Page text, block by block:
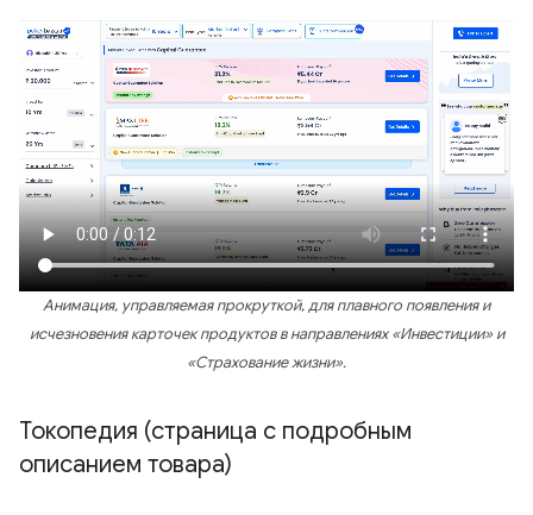
Анимация, управляемая прокруткой, для плавного появления и
исчезновения карточек продуктов в направлениях «Инвестиции» и
«Страхование жизни».
Токопедия (страница с подробным
описанием товара)